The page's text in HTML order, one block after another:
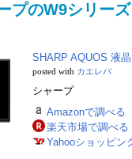
のW9シリー
SHARP AQUOS 液
posted with カエレバ
シャープ
Amazonで調べる
楽天市場で調べる
Yahooショッピン